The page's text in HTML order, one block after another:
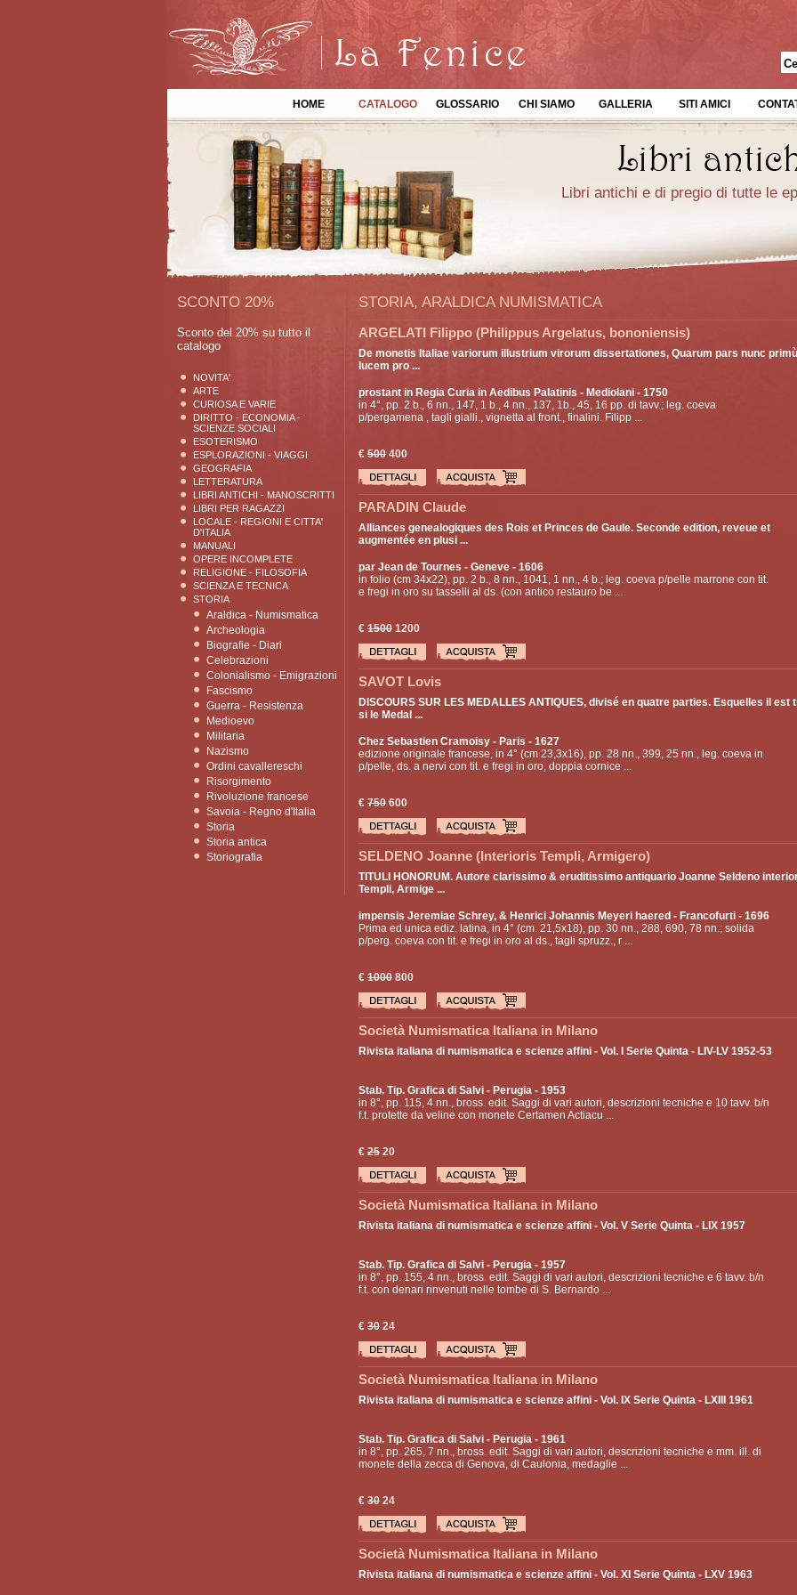
HOME CATALOGO GLOSSARIO CHI SIAMO GALLERIA SITI AMICI
Libri antichi e di pregio di tutte le
SCONTO 20%
Sconto del 20% su tutto il
catalogo
NOVITA'
ARTE
CURIOSA E VARIE
DIRITTO - ECONOMIA -
SCIENZE SOCIALI
ESOTERISMO
ESPLORAZIONI - VIAGGI
GEOGRAFIA
LETTERATURA
LIBRI ANTICHI - MANOSCRITTI
LIBRI PER RAGAZZI
LOCALE - REGIONI E CITTA'
D'ITALIA
MANUALI
OPERE INCOMPLETE
RELIGIONE - FILOSOFIA
SCIENZA E TECNICA
STORIA
Araldica - Numismatica
Archeologia
Biografie - Diari
Celebrazioni
Colonialismo - Emigrazioni
Fascismo
Guerra - Resistenza
Medioevo
Militaria
Nazismo
Ordini cavallereschi
Risorgimento
Rivoluzione francese
Savoia - Regno d'Italia
Storia
Storia antica
Storiografia
STORIA, ARALDICA NUMISMATICA
ARGELATI Filippo (Philippus Argelatus, bononiensis)
De monetis Italiae variorum illustrium virorum dissertationes, Quarum pars nunc
lucem pro ...
prostant in Regia Curia in Aedibus Palatinis - Mediolani - 1750
in 4°, pp. 2 b., 6 nn., 147, 1 b., 4 nn., 137, 1b., 45, 16 pp. di tavv.; leg. coeva
p/pergamena , tagli gialli., vignetta al front., finalini. Filipp ...
€ 500 400
PARADIN Claude
Alliances genealogiques des Rois et Princes de Gaule. Seconde edition, reveue et
augmentée en plusi ...
par Jean de Tournes - Geneve - 1606
in folio (cm 34x22), pp. 2 b., 8 nn., 1041, 1 nn., 4 b.; leg. coeva p/pelle marrone con tit.
e fregi in oro su tasselli al ds. (con antico restauro be ...
€ 1500 1200
SAVOT Lovis
DISCOURS SUR LES MEDALLES ANTIQUES, divisé en quatre parties. Esquelles il est
si le Medal ...
Chez Sebastien Cramoisy - Paris - 1627
edizione originale francese, in 4° (cm 23,3x16), pp. 28 nn., 399, 25 nn., leg. coeva in
p/pelle, ds. a nervi con tit. e fregi in oro, doppia cornice ...
€ 750 600
SELDENO Joanne (Interioris Templi, Armigero)
TITULI HONORUM. Autore clarissimo & eruditissimo antiquario Joanne Seldeno
Templi, Armige ...
impensis Jeremiae Schrey, & Henrici Johannis Meyeri haered - Francofurti - 1696
Prima ed unica ediz. latina, in 4° (cm. 21,5x18), pp. 30 nn., 288, 690, 78 nn.; solida
p/perg. coeva con tit. e fregi in oro al ds., tagli spruzz., r ...
€ 1000 800
Società Numismatica Italiana in Milano
Rivista italiana di numismatica e scienze affini - Vol. I Serie Quinta - LIV-LV 1952-53
Stab. Tip. Grafica di Salvi - Perugia - 1953
in 8°, pp. 115, 4 nn., bross. edit. Saggi di vari autori, descrizioni tecniche e 10 tavv. b/n
f.t. protette da veline con monete Certamen Actiacu ...
€ 25 20
Società Numismatica Italiana in Milano
Rivista italiana di numismatica e scienze affini - Vol. V Serie Quinta - LIX 1957
Stab. Tip. Grafica di Salvi - Perugia - 1957
in 8°, pp. 155, 4 nn., bross. edit. Saggi di vari autori, descrizioni tecniche e 6 tavv. b/n
f.t. con denari rinvenuti nelle tombe di S. Bernardo ...
€ 30 24
Società Numismatica Italiana in Milano
Rivista italiana di numismatica e scienze affini - Vol. IX Serie Quinta - LXIII 1961
Stab. Tip. Grafica di Salvi - Perugia - 1961
in 8°, pp. 265, 7 nn., bross. edit. Saggi di vari autori, descrizioni tecniche e mm. ill. di
monete della zecca di Genova, di Caulonia, medaglie ...
€ 30 24
Società Numismatica Italiana in Milano
Rivista italiana di numismatica e scienze affini - Vol. XI Serie Quinta - LXV 1963